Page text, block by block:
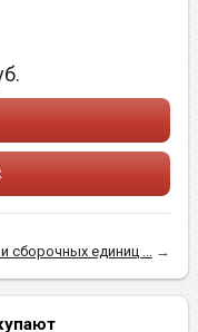
сборочных единиц ...
→